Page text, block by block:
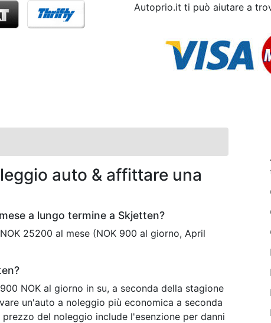
Autoprio.it ti può aiutare a
auto & affittare una
a lungo termine a Skjetten?
25200 al mese (NOK 900 al giorno, April
NOK al giorno in su, a seconda della stagione
un'auto a noleggio più economica a seconda
del noleggio include l'esenzione per danni